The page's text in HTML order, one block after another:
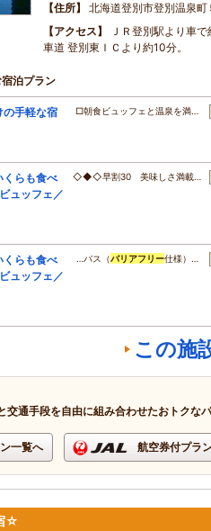
住所
北海道登別市登別温泉町
アクセス
ＪＲ登別駅より車
車道 登別東ＩＣより約10分。
宿泊プラン
の手軽な宿
□朝食ビュッフェと温泉を満…
くらも食べ
ュッフェ／
◇◆◇早割30 美味しさ満載…
くらも食べ
ュッフェ／
…バス（バリアフリー仕様）…
この施
交通手段を自由に組み合わせたおトクな
一覧へ 航空券付プラ
☆